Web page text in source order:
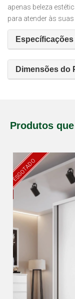
apenas beleza
para atender às
Dimensões do
Produtos
ESGOTADO